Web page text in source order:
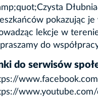
pokazując
lekcje w
do
do serwisów